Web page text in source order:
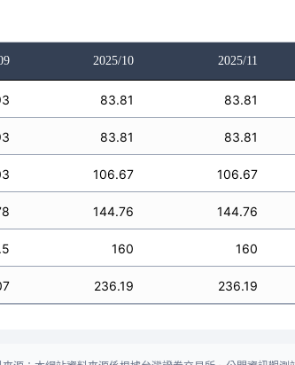
2025/10 2025/11
83.81 83.81
83.81 83.81
106.67 106.67
144.76 144.76
160 160
236.19 236.19